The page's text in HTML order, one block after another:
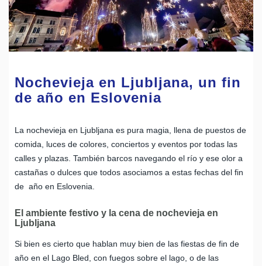
Nochevieja en Ljubljana, un fin
de año en Eslovenia
La nochevieja en Ljubljana es pura magia, llena de puestos de
comida, luces de colores, conciertos y eventos por todas las
calles y plazas. También barcos navegando el río y ese olor a
castañas o dulces que todos asociamos a estas fechas del fin
de año en Eslovenia.
El ambiente festivo y la cena de nochevieja en
Ljubljana
Si bien es cierto que hablan muy bien de las fiestas de fin de
año en el Lago Bled, con fuegos sobre el lago, o de las